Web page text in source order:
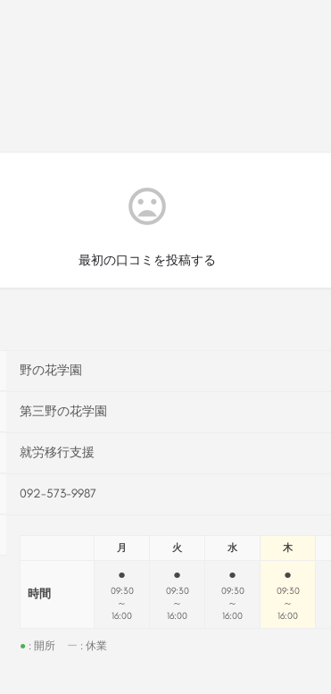
最初の口コミを投稿する
野の花学園
第三野の花学園
就労移行支援
092-573-9987
月 火 水 木
時間
●
09:30
～
16:00
●
09:30
～
16:00
●
09:30
～
16:00
●
09:30
～
16:00
● : 開所 ー : 休業